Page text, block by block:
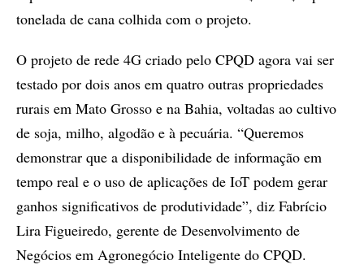
tonelada de cana colhida com o projeto.
O projeto de rede 4G criado pelo CPQD agora vai ser
testado por dois anos em quatro outras propriedades
rurais em Mato Grosso e na Bahia, voltadas ao cultivo
de soja, milho, algodão e à pecuária. “Queremos
demonstrar que a disponibilidade de informação em
tempo real e o uso de aplicações de IoT podem gerar
ganhos significativos de produtividade”, diz Fabrício
Lira Figueiredo, gerente de Desenvolvimento de
Negócios em Agronegócio Inteligente do CPQD.